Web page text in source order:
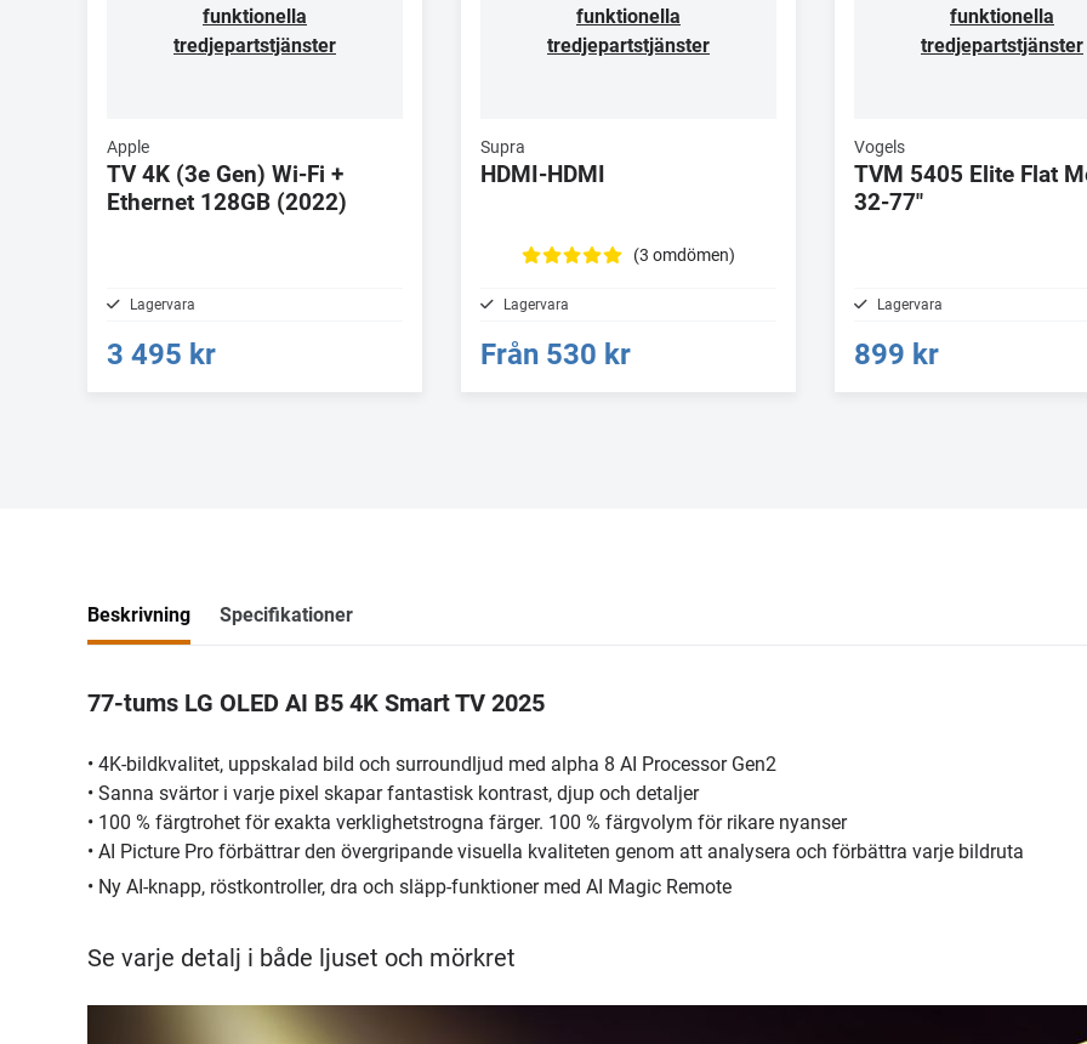
funktionella
tredjepartstjänster
Apple
TV 4K (3e Gen) Wi-Fi +
Ethernet 128GB (2022)
Lagervara
3 495 kr
funktionella
tredjepartstjänster
Supra
HDMI-HDMI
(3 omdömen)
Lagervara
Från 530 kr
funktionella
tredjepartstjänster
Vogels
TVM 5405 Elite Flat
32-77"
Lagervara
899 kr
Beskrivning Specifikationer
77-tums LG OLED AI B5 4K Smart TV 2025
• 4K-bildkvalitet, uppskalad bild och surroundljud med alpha 8 AI Processor Gen2
• Sanna svärtor i varje pixel skapar fantastisk kontrast, djup och detaljer
• 100 % färgtrohet för exakta verklighetstrogna färger. 100 % färgvolym för rikare nyanser
• AI Picture Pro förbättrar den övergripande visuella kvaliteten genom att analysera och förbättra varje bildruta
• Ny AI-knapp, röstkontroller, dra och släpp-funktioner med AI Magic Remote
Se varje detalj i både ljuset och mörkret